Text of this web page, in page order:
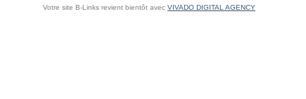
Votre site B-Links revient bientôt avec VIVADO DIGITAL AGENCY